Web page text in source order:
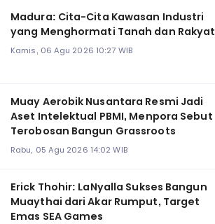
Madura: Cita-Cita Kawasan Industri
yang Menghormati Tanah dan Rakyat
Kamis, 06 Agu 2026 10:27 WIB
Muay Aerobik Nusantara Resmi Jadi
Aset Intelektual PBMI, Menpora Sebut
Terobosan Bangun Grassroots
Rabu, 05 Agu 2026 14:02 WIB
Erick Thohir: LaNyalla Sukses Bangun
Muaythai dari Akar Rumput, Target
Emas SEA Games